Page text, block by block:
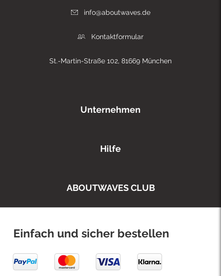
info@aboutwaves.de
Kontaktformular
St.-Martin-Straße 102, 81669 München
Unternehmen
Hilfe
ABOUTWAVES CLUB
Einfach und sicher bestellen